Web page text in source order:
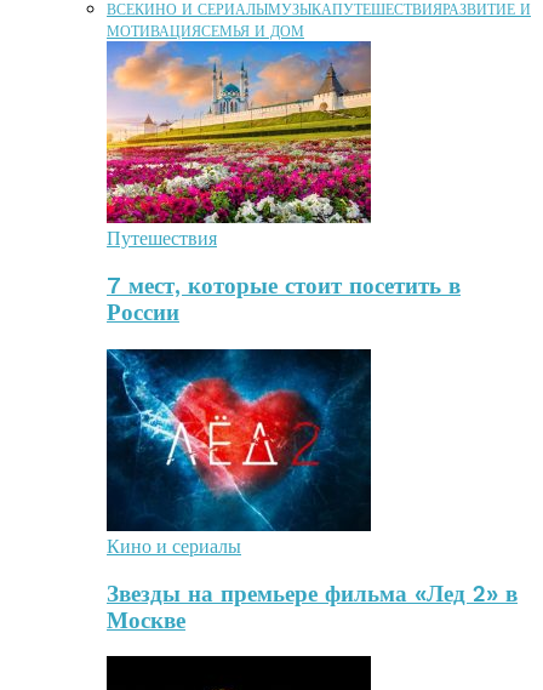
ВСЕКИНО И СЕРИАЛЫМУЗЫКАПУТЕШЕСТВИЯРАЗВИТИЕ И
МОТИВАЦИЯСЕМЬЯ И ДОМ
Путешествия
7 мест, которые стоит посетить в
России
Кино и сериалы
Звезды на премьере фильма «Лед 2» в
Москве